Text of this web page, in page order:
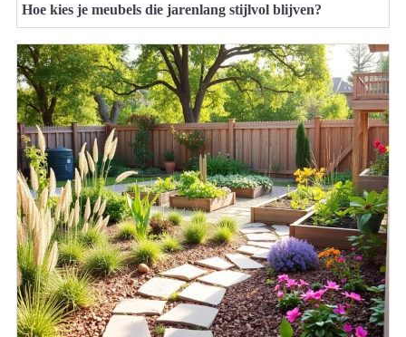
Hoe kies je meubels die jarenlang stijlvol blijven?